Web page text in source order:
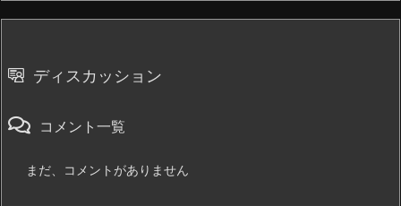
ディスカッション
コメント一覧
まだ、コメントがありません